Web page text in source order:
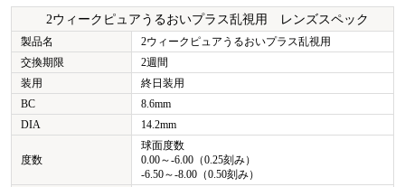
2ウィークピュアうるおいプラス乱視用 レンズスペック
製品名
2ウィークピュアうるおいプラス乱視用
交換期限
2週間
装用
終日装用
BC
8.6mm
DIA
14.2mm
度数
球面度数
0.00～-6.00（0.25刻み）
-6.50～-8.00（0.50刻み）